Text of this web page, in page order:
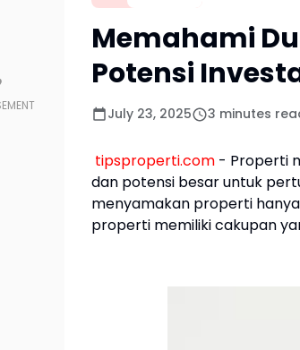
Memahami
Potensi
July 23, 2025 3 minutes
tipsproperti.com - Properti
dan potensi besar untuk
menyamakan properti
properti memiliki cakupan